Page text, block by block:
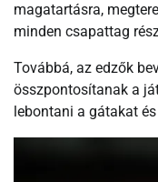
magatartásra,
minden csapattag
Továbbá, az edzők
összpontosítanak a
lebontani a gátakat